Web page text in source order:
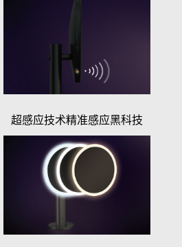
超感应技术精准感应黑科技